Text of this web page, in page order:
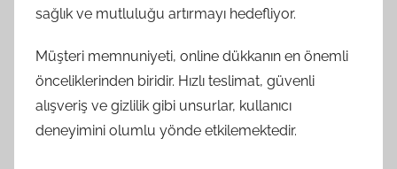
sağlık ve mutluluğu artırmayı hedefliyor.
Müşteri memnuniyeti, online dükkanın en önemli
önceliklerinden biridir. Hızlı teslimat, güvenli
alışveriş ve gizlilik gibi unsurlar, kullanıcı
deneyimini olumlu yönde etkilemektedir.